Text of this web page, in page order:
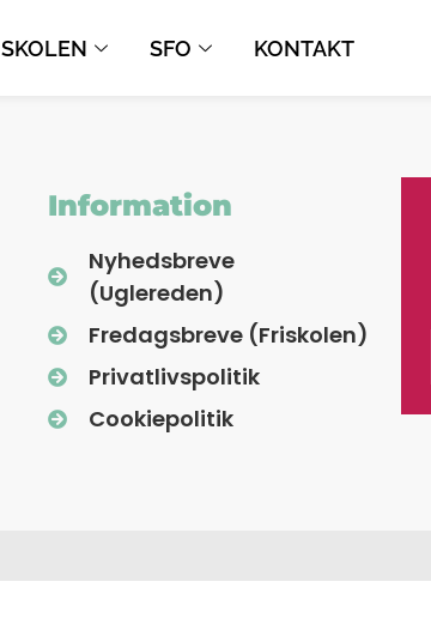
SKOLEN SFO KONTAKT
Information
Nyhedsbreve
(Uglereden)
Fredagsbreve (Friskolen)
Privatlivspolitik
Cookiepolitik